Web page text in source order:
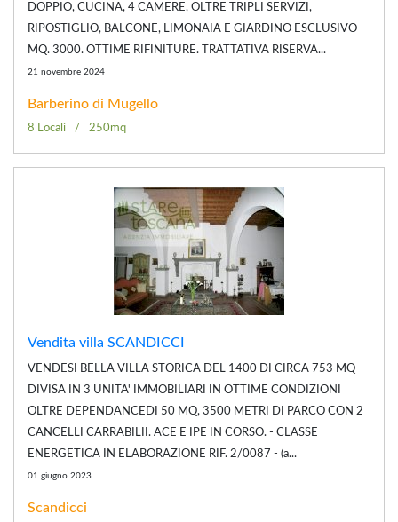
DOPPIO, CUCINA, 4 CAMERE, OLTRE TRIPLI SERVIZI,
RIPOSTIGLIO, BALCONE, LIMONAIA E GIARDINO ESCLUSIVO
MQ. 3000. OTTIME RIFINITURE. TRATTATIVA RISERVA...
21 novembre 2024
Barberino di Mugello
8 Locali 250mq
Vendita villa SCANDICCI
VENDESI BELLA VILLA STORICA DEL 1400 DI CIRCA 753 MQ
DIVISA IN 3 UNITA' IMMOBILIARI IN OTTIME CONDIZIONI
OLTRE DEPENDANCEDI 50 MQ, 3500 METRI DI PARCO CON 2
CANCELLI CARRABILII. ACE E IPE IN CORSO. - CLASSE
ENERGETICA IN ELABORAZIONE RIF. 2/0087 - (a...
01 giugno 2023
Scandicci